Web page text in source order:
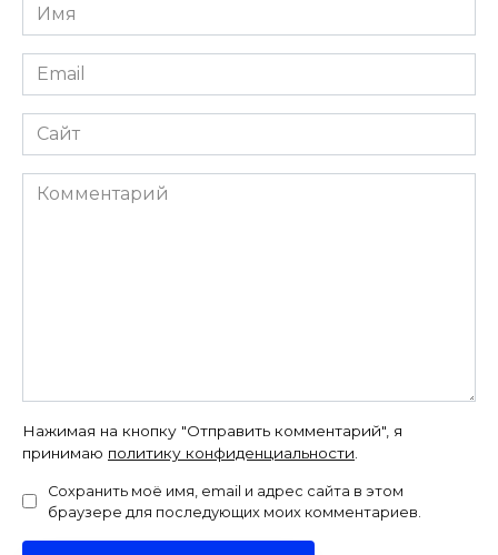
Имя
Email
Сайт
Комментарий
Нажимая на кнопку "Отправить комментарий", я
принимаю политику конфиденциальности
Сохранить моё имя, email и адрес сайта в этом
браузере для последующих моих комментариев.